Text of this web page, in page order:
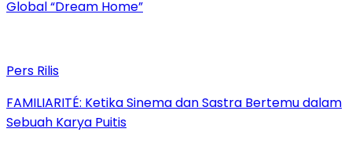
Global “Dream Home”
Pers Rilis
FAMILIARITÉ: Ketika Sinema dan Sastra Bertemu dalam
Sebuah Karya Puitis